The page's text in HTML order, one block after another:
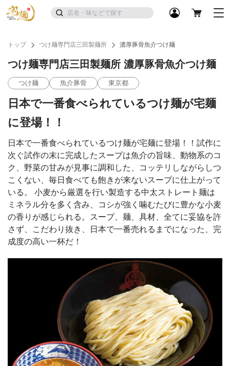
トップ つけ麺専門店三田製麺所 濃厚豚骨魚介つけ麺
つけ麺専門店三田製麺所 濃厚豚骨魚介つけ麺
つけ麺 魚介豚骨 東京都
日本で一番食べられているつけ麺が宅麺
に登場！！
日本で一番食べられているつけ麺が宅麺に登場！！試作に
次ぐ試作の末に完成したスープは魚介の旨味、動物系のコ
ク、野菜の甘みが見事に調和した、コッテリしながらしつ
こくない、毎日食べても飽きが来ないスープに仕上がって
いる。 小麦から厳選を行い製造する中太ストレート麺は
ミネラル分を多く含み、コシが強く噛むたびに豊かな小麦
の香りが感じられる。スープ、麺、具材、全てに妥協を許
さず、こだわり抜き、日本で一番売れるまでになった、完
成度の高い一杯だ！